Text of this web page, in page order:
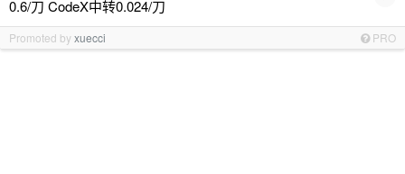
0.6/刀 CodeX中转0.024/刀
Promoted byxuecci PRO